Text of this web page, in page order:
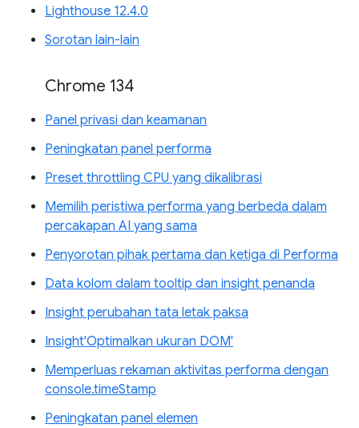
Lighthouse 12.4.0
Sorotan lain-lain
Chrome 134
Panel privasi dan keamanan
Peningkatan panel performa
Preset throttling CPU yang dikalibrasi
Memilih peristiwa performa yang berbeda dalam
percakapan AI yang sama
Penyorotan pihak pertama dan ketiga di Performa
Data kolom dalam tooltip dan insight penanda
Insight perubahan tata letak paksa
Insight'Optimalkan ukuran DOM'
Memperluas rekaman aktivitas performa dengan
console.timeStamp
Peningkatan panel elemen